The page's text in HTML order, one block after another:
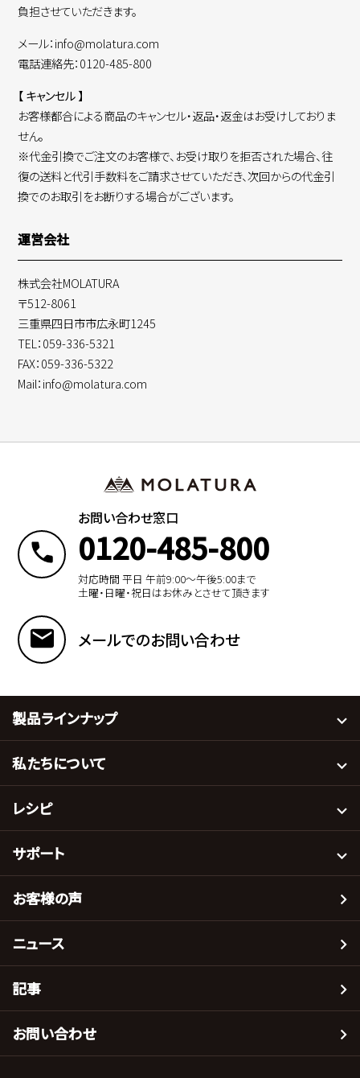
負担させていただきます。
メール：info@molatura.com
電話連絡先：0120-485-800
【 キャンセル 】
お客様都合による商品のキャンセル・返品・返金はお受けしておりま
せん。
※代金引換でご注文のお客様で、お受け取りを拒否された場合、往
復の送料と代引手数料をご請求させていただき、次回からの代金引
換でのお取引をお断りする場合がございます。
運営会社
株式会社MOLATURA
〒512-8061
三重県四日市市広永町1245
TEL：059-336-5321
FAX：059-336-5322
Mail：info@molatura.com
お問い合わせ窓口
0120-485-800
対応時間 平日 午前9:00〜午後5:00まで
土曜・日曜・祝日はお休みとさせて頂きます
メールでのお問い合わせ
製品ラインナップ
私たちについて
レシピ
サポート
お客様の声
ニュース
記事
お問い合わせ